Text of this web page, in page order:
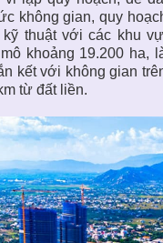
không gian, quy
thuật với các khu
khoảng 19.200 ha,
kết với không gian
từ đất liền.